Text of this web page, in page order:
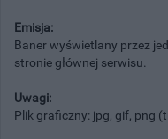
Emisja:
Baner wyświetlany przez
stronie głównej serwisu.
Uwagi:
Plik graficzny: jpg, gif, png